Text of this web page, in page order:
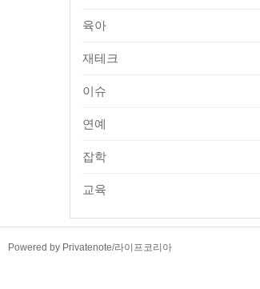
육아
재테크
이슈
연예
잡학
교육
Powered by Privatenote/라이프코리아
TistoryWhaleSkin3.4